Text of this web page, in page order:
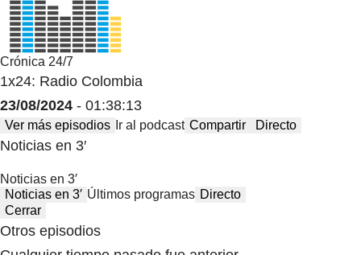
Crónica 24/7
1x24: Radio Colombia
23/08/2024 - 01:38:13
Ver más episodios Ir al podcast Compartir Directo
Noticias en 3′
Noticias en 3′
Noticias en 3′ Últimos programas Directo
Cerrar
Otros episodios